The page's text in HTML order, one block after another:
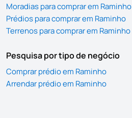
Moradias para comprar em Raminho
Prédios para comprar em Raminho
Terrenos para comprar em Raminho
Pesquisa por tipo de negócio
Comprar prédio em Raminho
Arrendar prédio em Raminho